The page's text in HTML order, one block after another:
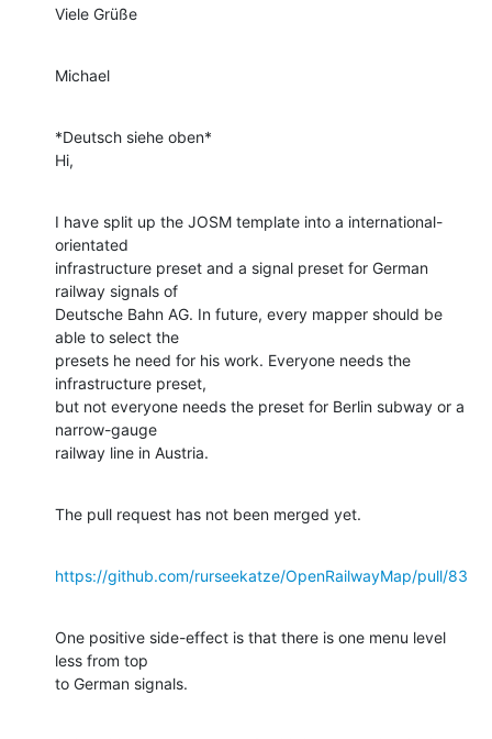
Viele Grüße
Michael
*Deutsch siehe oben*
Hi,
I have split up the JOSM template into a international-
orientated
infrastructure preset and a signal preset for German
railway signals of
Deutsche Bahn AG. In future, every mapper should be
able to select the
presets he need for his work. Everyone needs the
infrastructure preset,
but not everyone needs the preset for Berlin subway or a
narrow-gauge
railway line in Austria.
The pull request has not been merged yet.
https://github.com/rurseekatze/OpenRailwayMap/pull/83
One positive side-effect is that there is one menu level
less from top
to German signals.